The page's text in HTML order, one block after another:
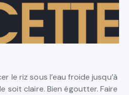
le riz sous l’eau froide jusqu’à
soit claire. Bien égoutter. Faire